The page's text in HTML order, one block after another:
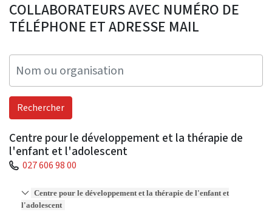
COLLABORATEURS AVEC NUMÉRO DE
TÉLÉPHONE ET ADRESSE MAIL
Centre pour le développement et la thérapie de
l'enfant et l'adolescent
027 606 98 00
Centre pour le développement et la thérapie de l'enfant et
l'adolescent